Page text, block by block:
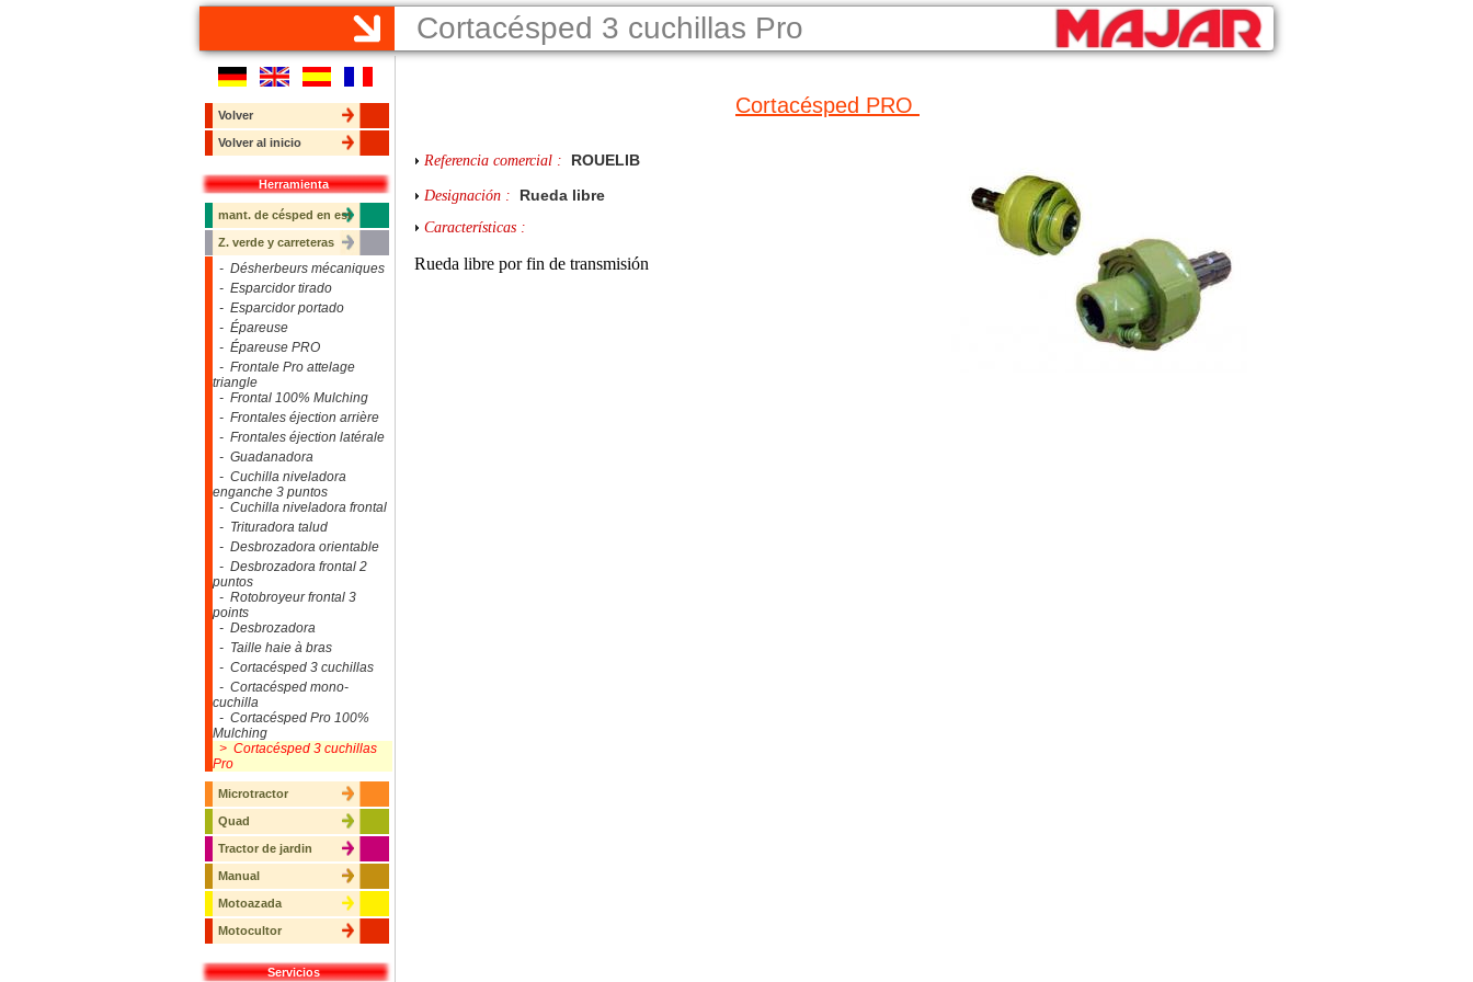
Cortacésped 3 cuchillas Pro
Volver
Volver al inicio
Herramienta
mant. de césped en est
Z. verde y carreteras
- Désherbeurs mécaniques
- Esparcidor tirado
- Esparcidor portado
- Épareuse
- Épareuse PRO
- Frontale Pro attelage
triangle
- Frontal 100% Mulching
- Frontales éjection arrière
- Frontales éjection latérale
- Guadanadora
- Cuchilla niveladora
enganche 3 puntos
- Cuchilla niveladora frontal
- Trituradora talud
- Desbrozadora orientable
- Desbrozadora frontal 2
puntos
- Rotobroyeur frontal 3
points
- Desbrozadora
- Taille haie à bras
- Cortacésped 3 cuchillas
- Cortacésped mono-
cuchilla
- Cortacésped Pro 100%
Mulching
> Cortacésped 3 cuchillas
Pro
Microtractor
Quad
Tractor de jardin
Manual
Motoazada
Motocultor
Servicios
Cortacésped PRO
Referencia comercial : ROUELIB
Designación : Rueda libre
Características :
Rueda libre por fin de transmisión